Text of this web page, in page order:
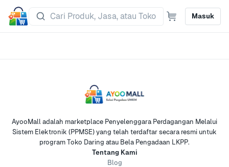
Masuk
AyooMall adalah marketplace Penyelenggara Perdagangan Melalui
Sistem Elektronik (PPMSE) yang telah terdaftar secara resmi untuk
program Toko Daring atau Bela Pengadaan LKPP.
Tentang Kami
Blog